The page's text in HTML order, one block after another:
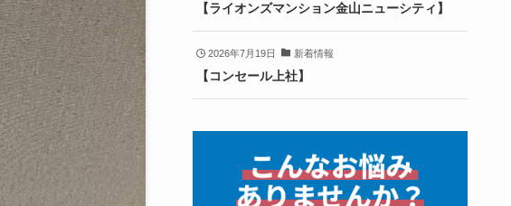
【ライオンズマンション金山ニューシティ】
2026年7月19日 新着情報
【コンセール上社】